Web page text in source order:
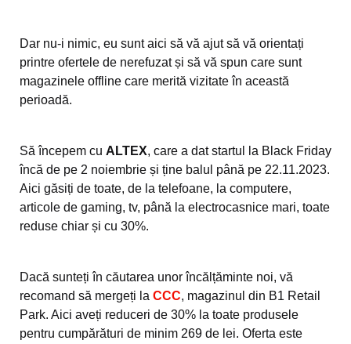
Dar nu-i nimic, eu sunt aici să vă ajut să vă orientați
printre ofertele de nerefuzat și să vă spun care sunt
magazinele offline care merită vizitate în această
perioadă.
Să începem cu ALTEX, care a dat startul la Black Friday
încă de pe 2 noiembrie și ține balul până pe 22.11.2023.
Aici găsiți de toate, de la telefoane, la computere,
articole de gaming, tv, până la electrocasnice mari, toate
reduse chiar și cu 30%.
Dacă sunteți în căutarea unor încălțăminte noi, vă
recomand să mergeți la CCC, magazinul din B1 Retail
Park. Aici aveți reduceri de 30% la toate produsele
pentru cumpărături de minim 269 de lei. Oferta este